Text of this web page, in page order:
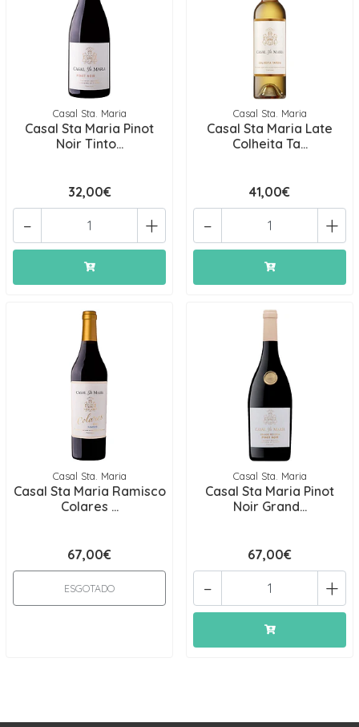
Casal Sta. Maria
Casal Sta Maria Pinot
Noir Tinto...
32,00€
+
-
Casal Sta. Maria
Casal Sta Maria Late
Colheita Ta...
41,00€
+
-
Casal Sta. Maria
Casal Sta Maria Ramisco
Colares ...
67,00€
ESGOTADO
Casal Sta. Maria
Casal Sta Maria Pinot
Noir Grand...
67,00€
+
-